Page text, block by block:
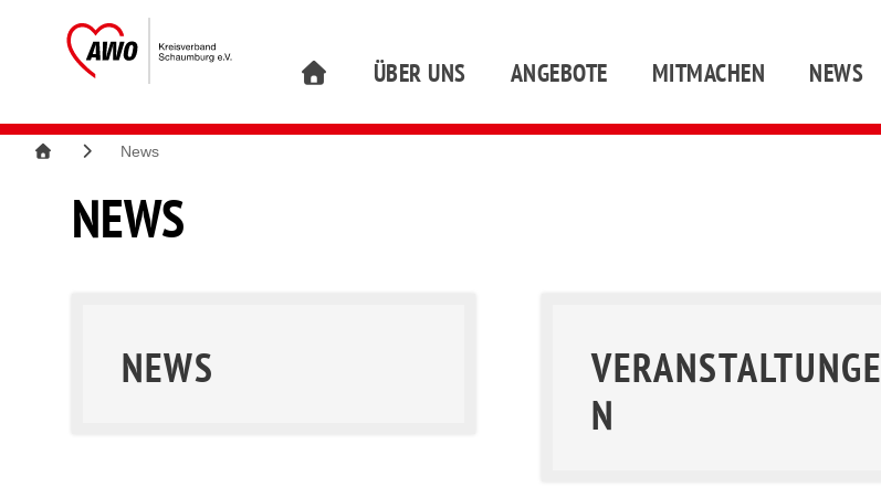
ÜBER UNS ANGEBOTE MITMACHEN NEWS
News
NEWS
NEWS
VERANSTALTUNGE
N